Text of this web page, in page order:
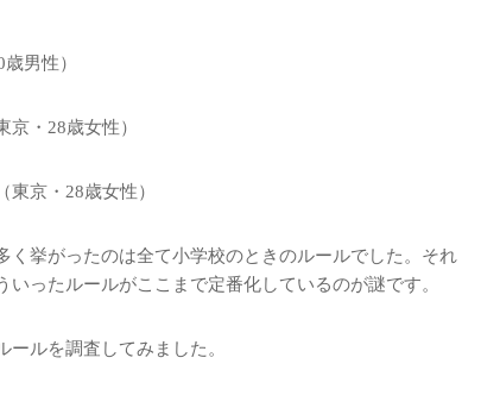
男性）
京・28歳女性）
東京・28歳女性）
挙がったのは全て小学校のときのルールでした。それ
ったルールがここまで定番化しているのが謎です。
ルを調査してみました。